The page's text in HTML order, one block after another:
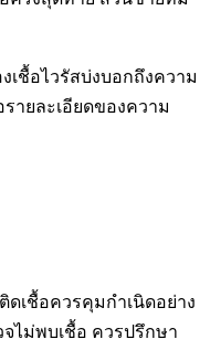
เชื้อไวรัสบ่งบอกถึงความ
ายละเอียดของความ
เชื้อควรคุมกำเนิดอย่าง
ไม่พบเชื้อ ควรปรึกษา